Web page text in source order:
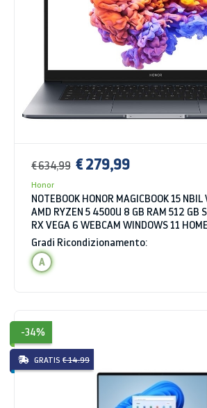
€ 634,99 € 279,99
Honor
NOTEBOOK HONOR MAGICBOOK 15
AMD RYZEN 5 4500U 8 GB RAM 512 GB
RX VEGA 6 WEBCAM WINDOWS 11 HOME
Gradi Ricondizionamento:
A
-34%
GRATIS € 14.99